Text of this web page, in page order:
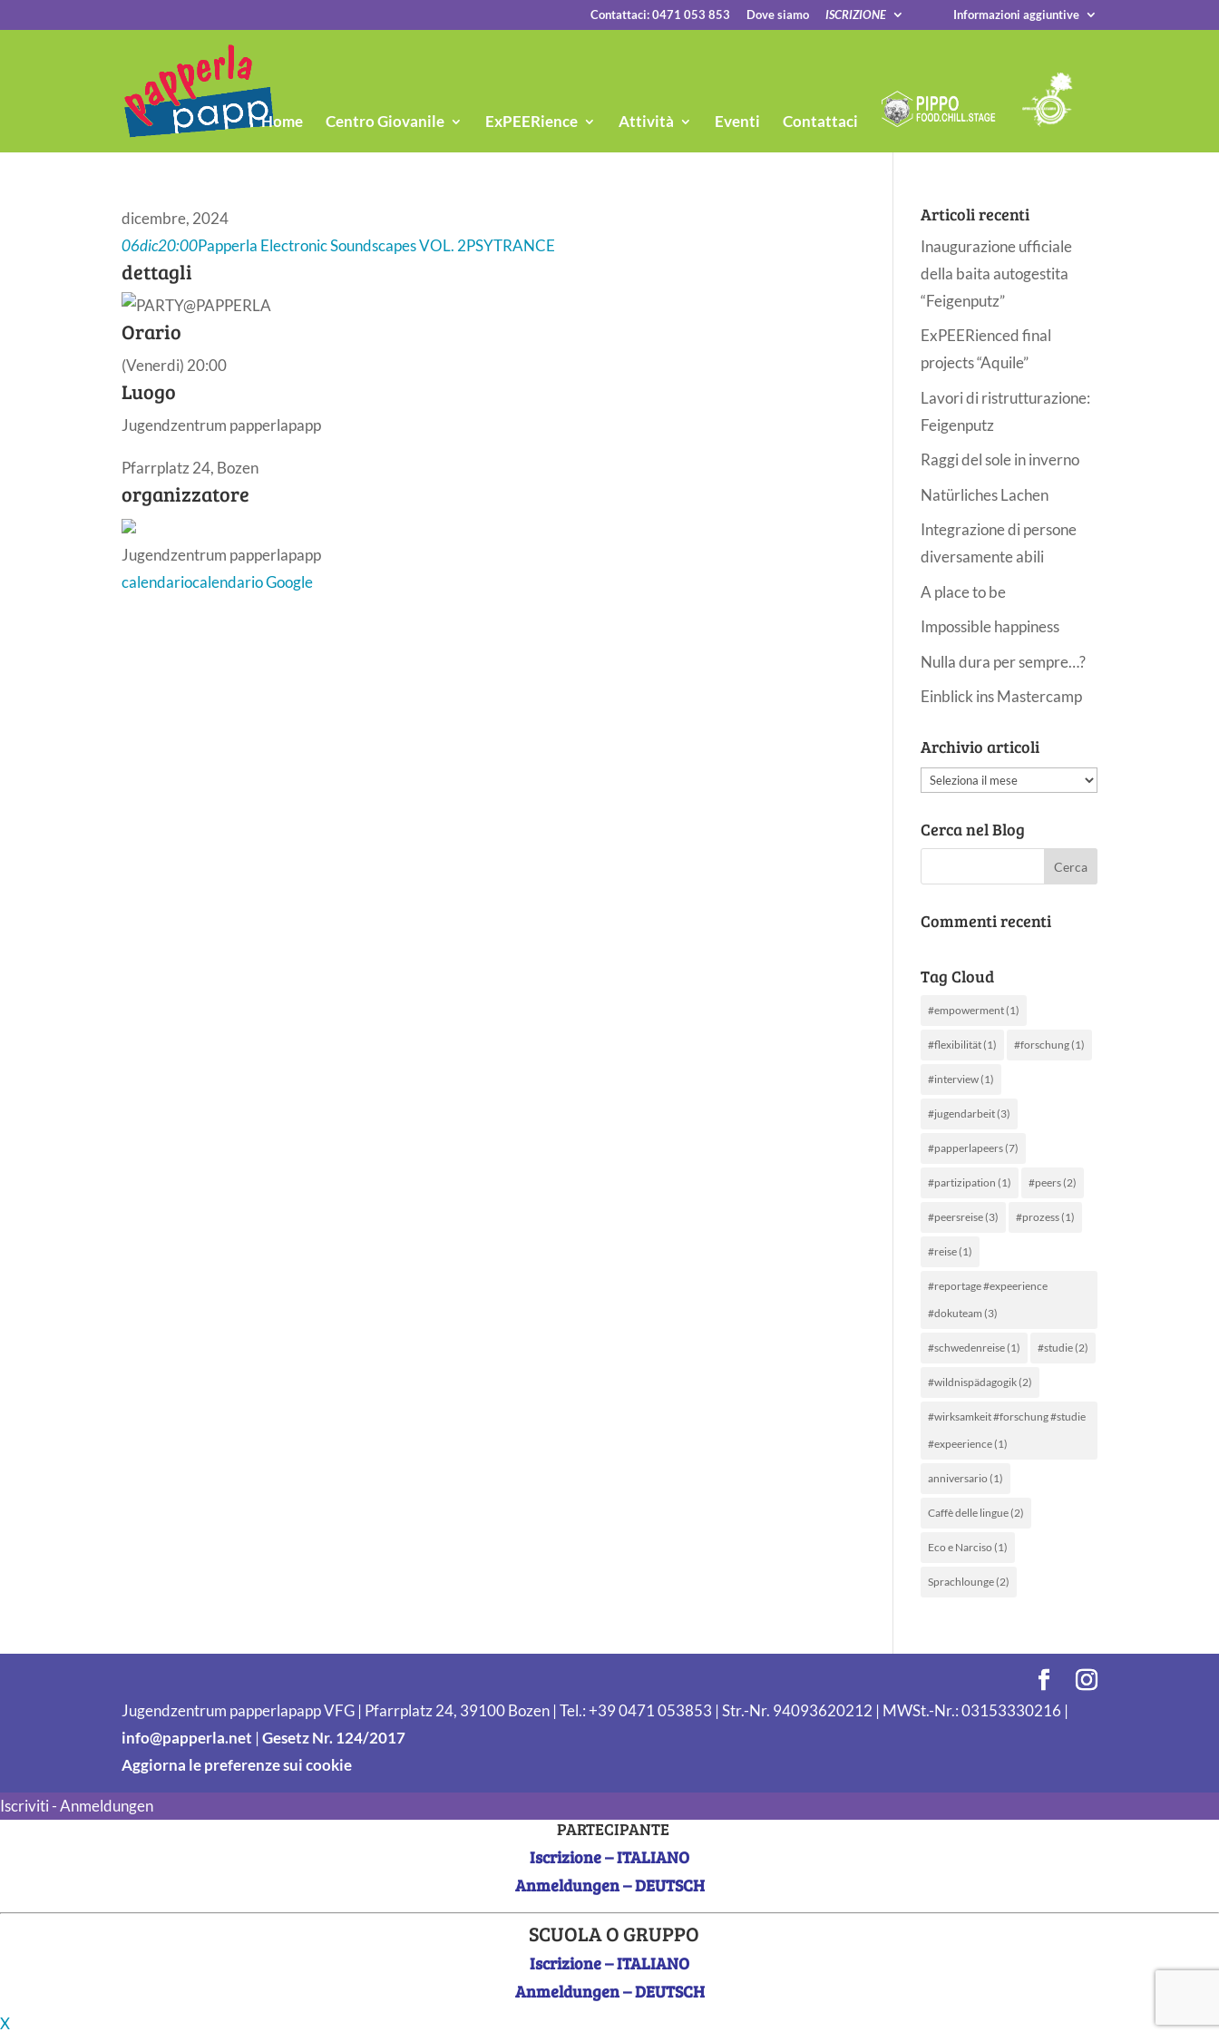
Contattaci: 0471 053 853 Dove siamo ISCRIZIONE Informazioni aggiuntive
Home Centro Giovanile ExPEERience Attività Eventi Contattaci
dicembre, 2024
06dic20:00Papperla Electronic Soundscapes VOL. 2PSYTRANCE
dettagli
Orario
(Venerdi) 20:00
Luogo
Jugendzentrum papperlapapp
Pfarrplatz 24, Bozen
organizzatore
Jugendzentrum papperlapapp
calendariocalendario Google
Articoli recenti
Inaugurazione ufficiale
della baita autogestita
“Feigenputz”
ExPEERienced final
projects “Aquile”
Lavori di ristrutturazione:
Feigenputz
Raggi del sole in inverno
Natürliches Lachen
Integrazione di persone
diversamente abili
A place to be
Impossible happiness
Nulla dura per sempre…?
Einblick ins Mastercamp
Archivio articoli
Archivio
Cerca nel Blog
Commenti recenti
Tag Cloud
#empowerment(1)
#flexibilität(1) #forschung(1)
#interview(1)
#jugendarbeit(3)
#papperlapeers(7)
#partizipation (1) #peers(2)
#peersreise(3) #prozess(1)
#reise(1)
#reportage #expeerience
#dokuteam (3)
#schwedenreise(1) #studie(2)
#wildnispädagogik(2)
#wirksamkeit #forschung #studie
#expeerience(1)
anniversario (1)
Caffè delle lingue(2)
Eco e Narciso (1)
Sprachlounge(2)
Jugendzentrum papperlapapp VFG | Pfarrplatz 24, 39100 Bozen | Tel.: +39 0471 053853 | Str.-Nr. 94093620212 | MWSt.-Nr.: 03153330216 |
info@papperla.net |Gesetz Nr. 124/2017
Aggiorna le preferenze sui cookie
Iscriviti - Anmeldungen
PARTECIPANTE
Iscrizione – ITALIANO
Anmeldungen – DEUTSCH
SCUOLA O GRUPPO
Iscrizione – ITALIANO
Anmeldungen – DEUTSCH
X